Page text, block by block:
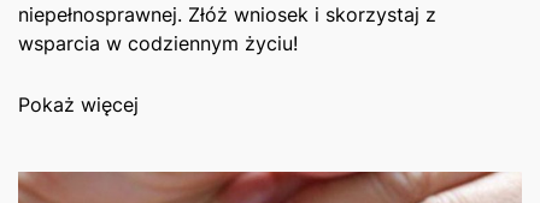
niepełnosprawnej. Złóż wniosek i skorzystaj z
wsparcia w codziennym życiu!
Pokaż więcej